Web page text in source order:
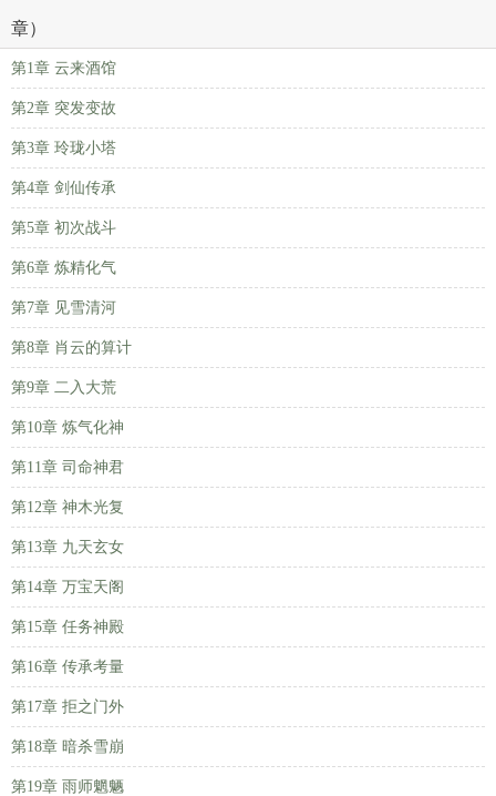
章）
第1章 云来酒馆
第2章 突发变故
第3章 玲珑小塔
第4章 剑仙传承
第5章 初次战斗
第6章 炼精化气
第7章 见雪清河
第8章 肖云的算计
第9章 二入大荒
第10章 炼气化神
第11章 司命神君
第12章 神木光复
第13章 九天玄女
第14章 万宝天阁
第15章 任务神殿
第16章 传承考量
第17章 拒之门外
第18章 暗杀雪崩
第19章 雨师魍魉